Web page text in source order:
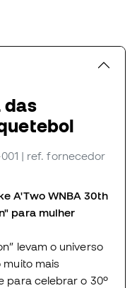
das
| ref. fornecedor
A'Two WNBA 30th
para mulher
levam o universo
muito mais
para celebrar o 30º